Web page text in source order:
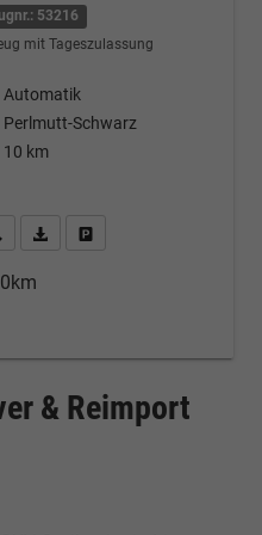
53216
mit Tageszulassung
Automatik
Perlmutt-Schwarz
10 km
Kontakt & Angebot anfordern
PDF-Datei, Fahrzeugexposé
Fahrzeug merken/Expose
& Reimport